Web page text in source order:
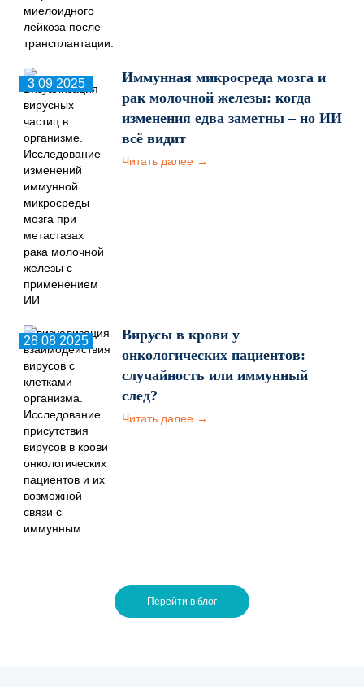
3 09 2025
Иммунная микросреда мозга и
рак молочной железы: когда
изменения едва заметны – но ИИ
всё видит
Читать далее →
28 08 2025
Вирусы в крови у
онкологических пациентов:
случайность или иммунный
след?
Читать далее →
Перейти в блог